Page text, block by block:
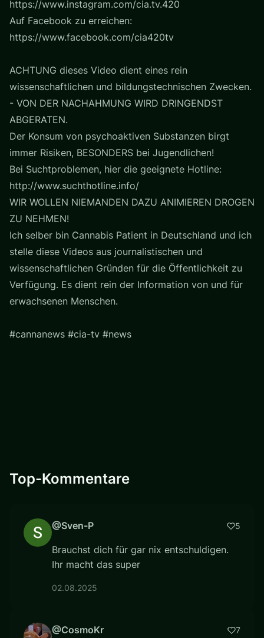
https://www.instagram.com/cia.tv.420
Auf Facebook zu erreichen:
https://www.facebook.com/cia420tv
ACHTUNG dieses Video dient eines rein
wissenschaftlichen und bildungstechnischen Zwecken.
- VON DER NACHAHMUNG WIRD DRINGENDST
ABGERATEN.
Der Konsum von psychoaktiven Substanzen birgt
immer Risiken, BESONDERS bei Jugendlichen!
Bei Suchtproblemen, hier die geeignete Hotline:
http://www.suchthotline.info/
WIR WOLLEN NIEMANDEN DAZU ANIMIEREN DROGEN
ZU NEHMEN!
Ich selber bin Cannabis Patient in Deutschland und ich
stelle diese Videos aus journalistischen und
wissenschaftlichen Gründen für die Öffentlichkeit zu
Verfügung. Es dient rein der Information von und für
erwachsenen Menschen.
#cannanews #cia-tv #news
Top-Kommentare
@Sven-P 5
Brauchst dich für gar nix entschuldigen.
Ihr macht das super
02.08.2025
@CosmoKr 7